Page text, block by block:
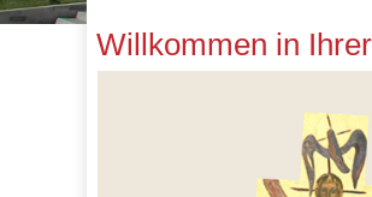
Willkommen in